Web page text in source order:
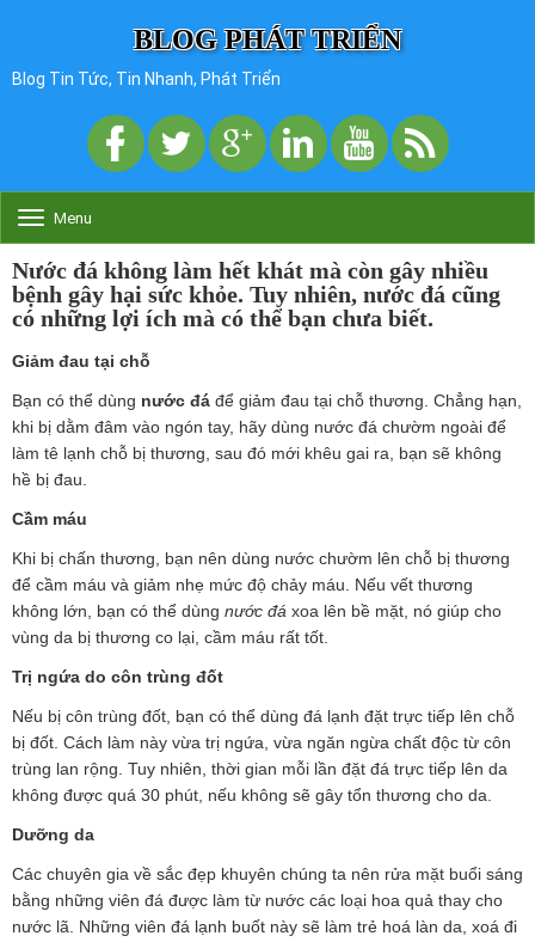
BLOG PHÁT TRIỂN
Blog Tin Tức, Tin Nhanh, Phát Triển
o
g
g
l
e
i
g
a
Menu
Nước đá không làm hết khát mà còn gây nhiều
bệnh gây hại sức khỏe. Tuy nhiên, nước đá cũng
có những lợi ích mà có thể bạn chưa biết.
Giảm đau tại chỗ
Bạn có thể dùng nước đá để giảm đau tại chỗ thương. Chẳng hạn,
khi bị dằm đâm vào ngón tay, hãy dùng nước đá chườm ngoài để
làm tê lạnh chỗ bị thương, sau đó mới khêu gai ra, bạn sẽ không
hề bị đau.
Cầm máu
Khi bị chấn thương, bạn nên dùng nước chườm lên chỗ bị thương
để cầm máu và giảm nhẹ mức độ chảy máu. Nếu vết thương
không lớn, bạn có thể dùng nước đá xoa lên bề mặt, nó giúp cho
vùng da bị thương co lại, cầm máu rất tốt.
Trị ngứa do côn trùng đốt
Nếu bị côn trùng đốt, bạn có thể dùng đá lạnh đặt trực tiếp lên chỗ
bị đốt. Cách làm này vừa trị ngứa, vừa ngăn ngừa chất độc từ côn
trùng lan rộng. Tuy nhiên, thời gian mỗi lần đặt đá trực tiếp lên da
không được quá 30 phút, nếu không sẽ gây tổn thương cho da.
Dưỡng da
Các chuyên gia về sắc đẹp khuyên chúng ta nên rửa mặt buổi sáng
bằng những viên đá được làm từ nước các loại hoa quả thay cho
nước lã. Những viên đá lạnh buốt này sẽ làm trẻ hoá làn da, xoá đi